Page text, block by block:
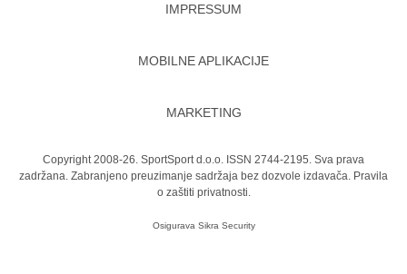
IMPRESSUM
MOBILNE APLIKACIJE
MARKETING
Copyright 2008-26. SportSport d.o.o. ISSN 2744-2195. Sva prava
zadržana. Zabranjeno preuzimanje sadržaja bez dozvole izdavača. Pravila
o zaštiti privatnosti.
Osigurava Sikra Security